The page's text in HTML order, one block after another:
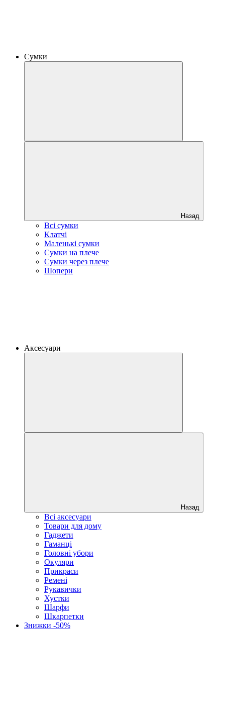
Сумки
Назад
Всі сумки
Клатчі
Маленькі сумки
Сумки на плече
Сумки через плече
Шопери
Аксесуари
Назад
Всі аксесуари
Товари для дому
Гаджети
Гаманці
Головні убори
Окуляри
Прикраси
Ремені
Рукавички
Хустки
Шарфи
Шкарпетки
Знижки -50%